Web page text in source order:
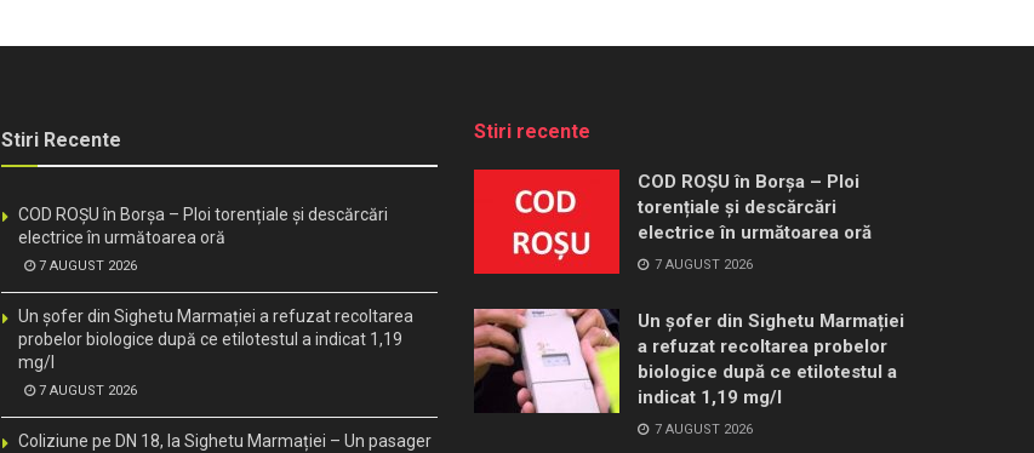
Stiri Recente
COD ROȘU în Borșa – Ploi torențiale și descărcări
electrice în următoarea oră
7 AUGUST 2026
Un șofer din Sighetu Marmației a refuzat recoltarea
probelor biologice după ce etilotestul a indicat 1,19
mg/l
7 AUGUST 2026
Coliziune pe DN 18, la Sighetu Marmației – Un pasager
Stiri recente
COD ROȘU în Borșa – Ploi
torențiale și descărcări
electrice în următoarea oră
7 AUGUST 2026
Un șofer din Sighetu Marmației
a refuzat recoltarea probelor
biologice după ce etilotestul a
indicat 1,19 mg/l
7 AUGUST 2026